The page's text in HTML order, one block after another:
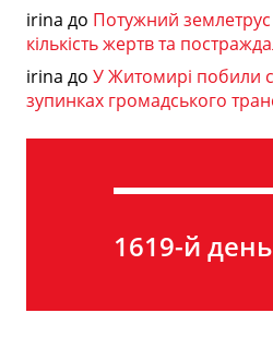
irina до Потужний землетрус
кількість жертв та
irina до У Житомирі побили
зупинках громадського
1619-й